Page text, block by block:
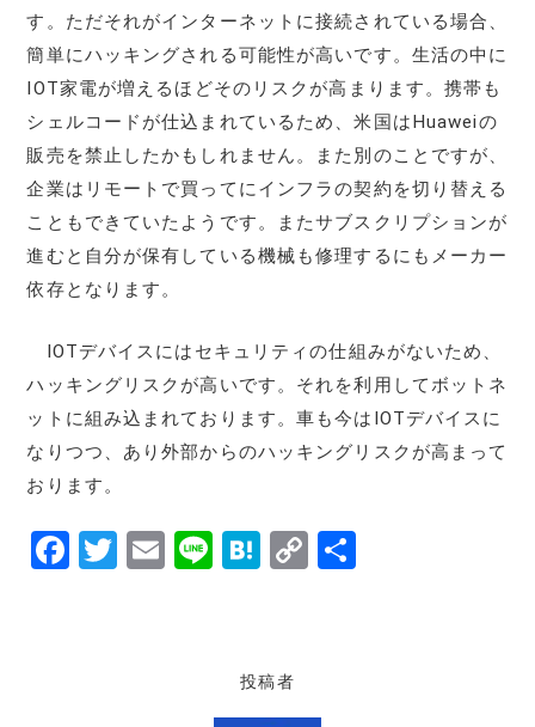
す。ただそれがインターネットに接続されている場合、
簡単にハッキングされる可能性が高いです。生活の中に
IOT家電が増えるほどそのリスクが高まります。携帯も
シェルコードが仕込まれているため、米国はHuaweiの
販売を禁止したかもしれません。また別のことですが、
企業はリモートで買ってにインフラの契約を切り替える
こともできていたようです。またサブスクリプションが
進むと自分が保有している機械も修理するにもメーカー
依存となります。
IOTデバイスにはセキュリティの仕組みがないため、
ハッキングリスクが高いです。それを利用してボットネ
ットに組み込まれております。車も今はIOTデバイスに
なりつつ、あり外部からのハッキングリスクが高まって
おります。
F
T
E
Li H
n
a
C
投稿者